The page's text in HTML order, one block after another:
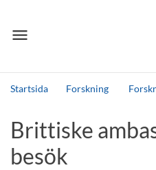
menu
Meny
Startsida Forskning
Andra söktjänster
Detta är vår testmiljö -
Brittiske
besök